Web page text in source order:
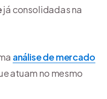
já consolidadas na
análise de mercado
atuam no mesmo